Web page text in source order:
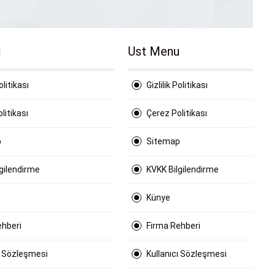
Sözleşmesi
Ust Menu
Gizlilik Politikası
Çerez Politikası
Sitemap
KVKK Bilgilendirme
Künye
Firma Rehberi
Kullanıcı Sözleşmesi